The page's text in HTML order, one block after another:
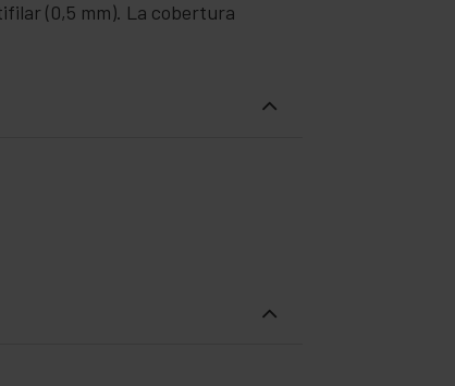
(0,5 mm). La cobertura